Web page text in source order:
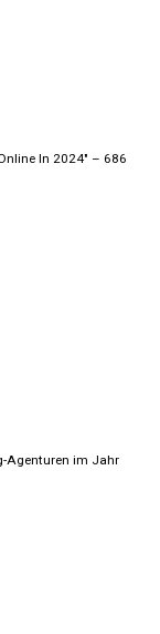
In 2024" – 686
Agenturen im Jahr